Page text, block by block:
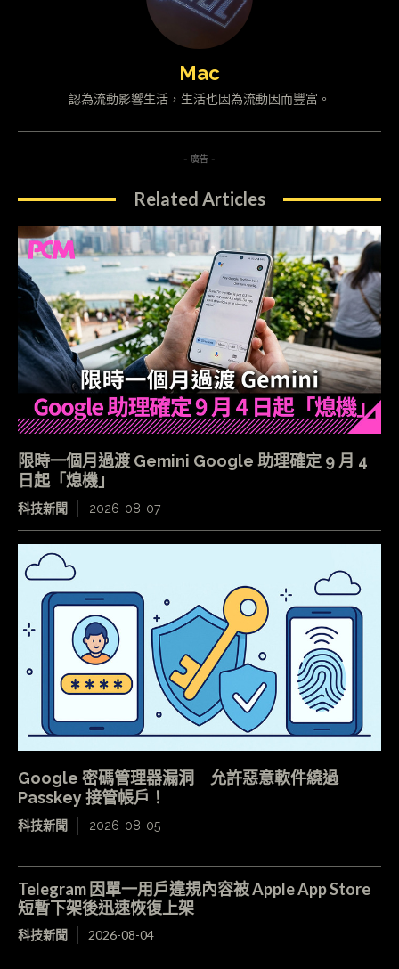
Mac
認為流動影響生活，生活也因為流動因而豐富。
- 廣告 -
Related Articles
限時一個月過渡 Gemini Google 助理確定 9 月 4
日起「熄機」
科技新聞 2026-08-07
Google 密碼管理器漏洞 允許惡意軟件繞過
Passkey 接管帳戶！
科技新聞 2026-08-05
Telegram 因單一用戶違規內容被 Apple App Store
短暫下架後迅速恢復上架
科技新聞 2026-08-04